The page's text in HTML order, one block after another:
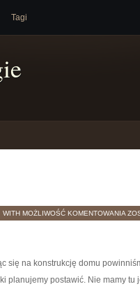
Tagi
WITH MOŻLIWOŚĆ KOMENTOWANIA
się na konstrukcję domu
planujemy postawić. Nie mamy